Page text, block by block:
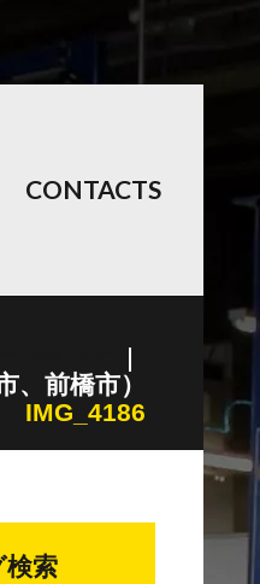
CONTACTS
、前橋市）
IMG_4186
検索